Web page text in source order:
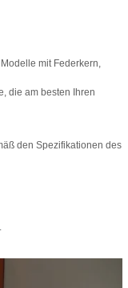
mit Federkern,
die am besten Ihren
den Spezifikationen des
.